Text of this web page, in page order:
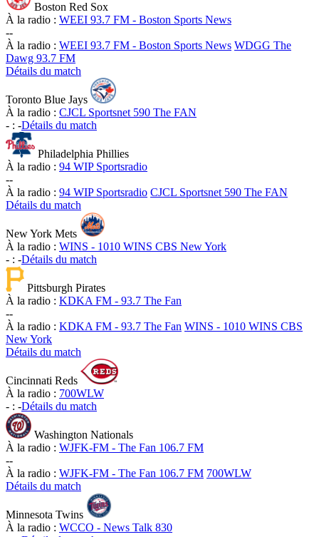
Boston Red Sox
À la radio : WEEI 93.7 FM - Boston Sports News
--
À la radio : WEEI 93.7 FM - Boston Sports News WDGG The
Dawg 93.7 FM
Détails du match
Toronto Blue Jays
À la radio : CJCL Sportsnet 590 The FAN
- : -Détails du match
Philadelphia Phillies
À la radio : 94 WIP Sportsradio
--
À la radio : 94 WIP Sportsradio CJCL Sportsnet 590 The FAN
Détails du match
New York Mets
À la radio : WINS - 1010 WINS CBS New York
- : -Détails du match
Pittsburgh Pirates
À la radio : KDKA FM - 93.7 The Fan
--
À la radio : KDKA FM - 93.7 The Fan WINS - 1010 WINS CBS
New York
Détails du match
Cincinnati Reds
À la radio : 700WLW
- : -Détails du match
Washington Nationals
À la radio : WJFK-FM - The Fan 106.7 FM
--
À la radio : WJFK-FM - The Fan 106.7 FM 700WLW
Détails du match
Minnesota Twins
À la radio : WCCO - News Talk 830